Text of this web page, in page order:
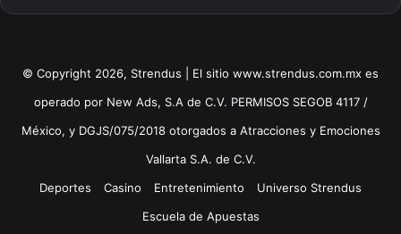
© Copyright 2026, Strendus | El sitio www.strendus.com.mx es
operado por New Ads, S.A de C.V. PERMISOS SEGOB 4117 /
México, y DGJS/075/2018 otorgados a Atracciones y Emociones
Vallarta S.A. de C.V.
Deportes
Casino Entretenimiento
Universo Strendus
Escuela de Apuestas